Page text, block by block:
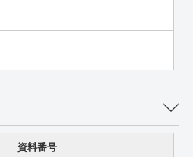
資料番号